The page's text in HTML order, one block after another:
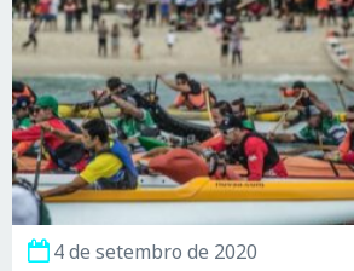
4 de setembro de 2020